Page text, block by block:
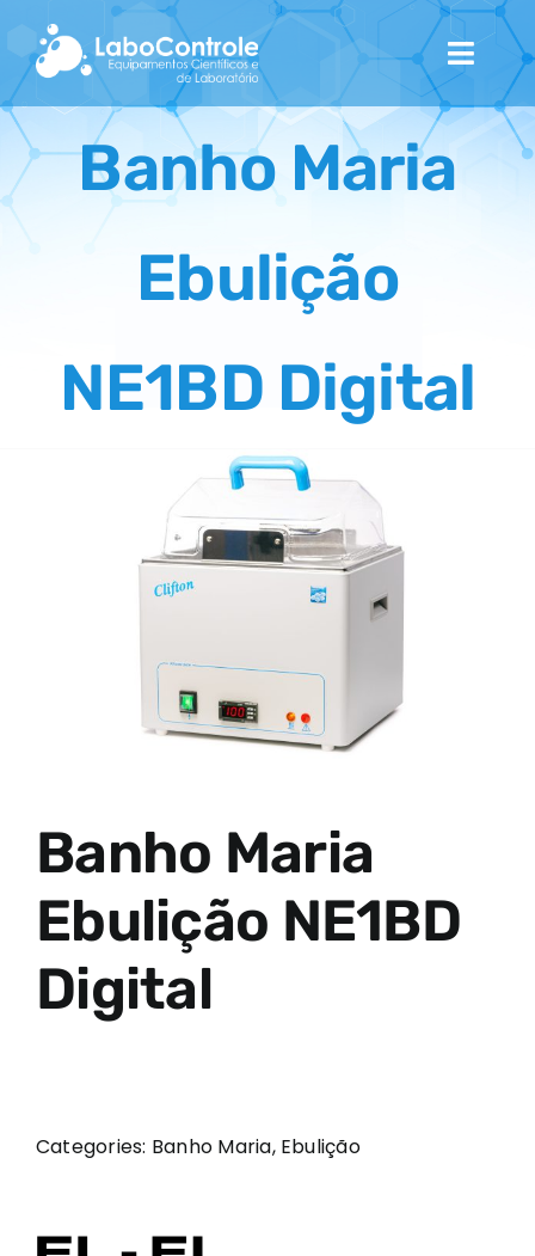
content
Home
Catálogo
Banho Maria
Ebulição
NE1BD Digital
Banho Maria
Ebulição NE1BD
Digital
Categories: Banho Maria, Ebulição